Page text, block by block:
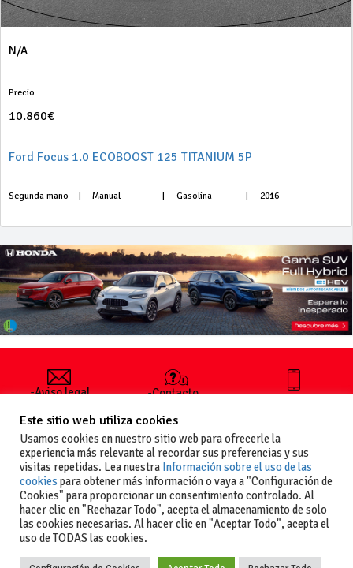
N/A
Precio
10.860€
Ford Focus 1.0 ECOBOOST 125 TITANIUM 5P
Segunda mano Manual Gasolina 2016
-Aviso legal
generales
de uso
-Política de
privacidad
-Política de
cookies
-Contacto
publicar un
anuncio
-Vende+
+34 627 35
Este sitio web utiliza cookies
Usamos cookies en nuestro sitio web para ofrecerle la
experiencia más relevante al recordar sus preferencias y sus
visitas repetidas. Lea nuestra Información sobre el uso de las
cookies para obtener más información o vaya a "Configuración de
Cookies" para proporcionar un consentimiento controlado. Al
hacer clic en "Rechazar Todo", acepta el almacenamiento de solo
las cookies necesarias. Al hacer clic en "Aceptar Todo", acepta el
uso de TODAS las cookies.